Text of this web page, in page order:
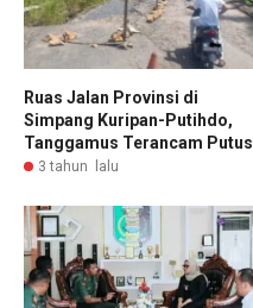
Ruas Jalan Provinsi di
Simpang Kuripan-Putihdo,
Tanggamus Terancam Putus
3 tahun lalu